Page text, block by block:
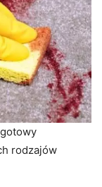
rodzajów